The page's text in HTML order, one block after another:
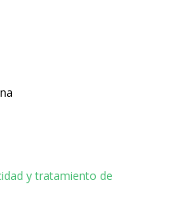
y tratamiento de